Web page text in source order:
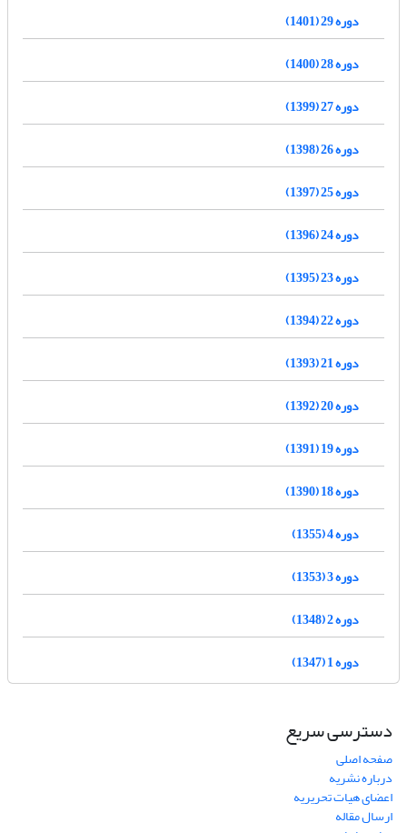
دوره 29 (1401)
دوره 28 (1400)
دوره 27 (1399)
دوره 26 (1398)
دوره 25 (1397)
دوره 24 (1396)
دوره 23 (1395)
دوره 22 (1394)
دوره 21 (1393)
دوره 20 (1392)
دوره 19 (1391)
دوره 18 (1390)
دوره 4 (1355)
دوره 3 (1353)
دوره 2 (1348)
دوره 1 (1347)
دسترسی سریع
صفحه اصلی
درباره نشریه
اعضای هیات تحریریه
ارسال مقاله